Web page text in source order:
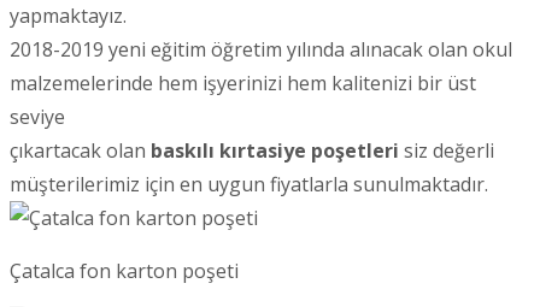
yapmaktayız.
2018-2019 yeni eğitim öğretim yılında alınacak olan okul
malzemelerinde hem işyerinizi hem kalitenizi bir üst
seviye
çıkartacak olan baskılı kırtasiye poşetleri siz değerli
müşterilerimiz için en uygun fiyatlarla sunulmaktadır.
Çatalca fon karton poşeti